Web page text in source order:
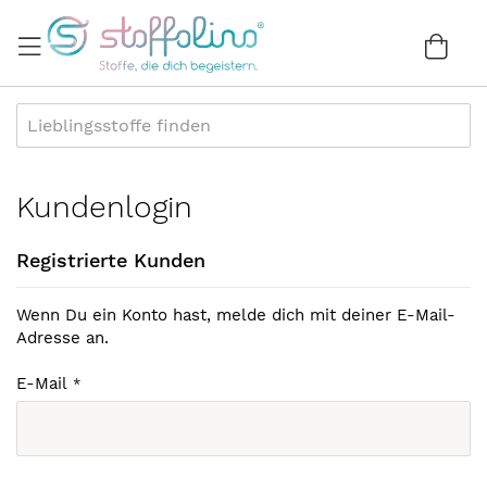
zum
Inhalt
Kundenlogin
Registrierte Kunden
Wenn Du ein Konto hast, melde dich mit deiner E-Mail-
Adresse an.
E-Mail